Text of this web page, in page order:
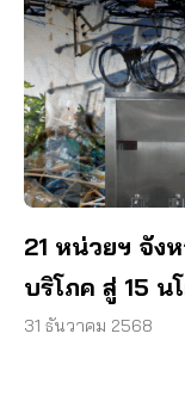
21 หน่วยฯ จัง
บริโภค สู่ 15 น
31 ธันวาคม 2568